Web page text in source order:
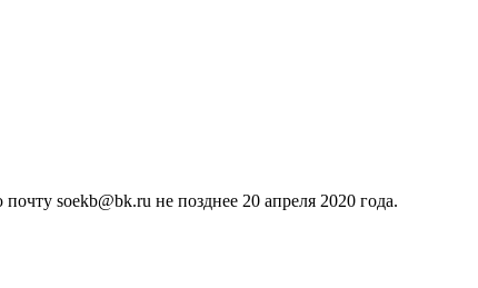
soekb@bk.ru не позднее 20 апреля 2020 года.